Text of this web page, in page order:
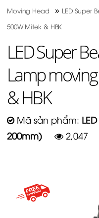
Moving Head
» LED Super
500W Mitek & HBK
LED Super
Lamp
& HBK
Mã sản phẩm:
200mm)
2,047